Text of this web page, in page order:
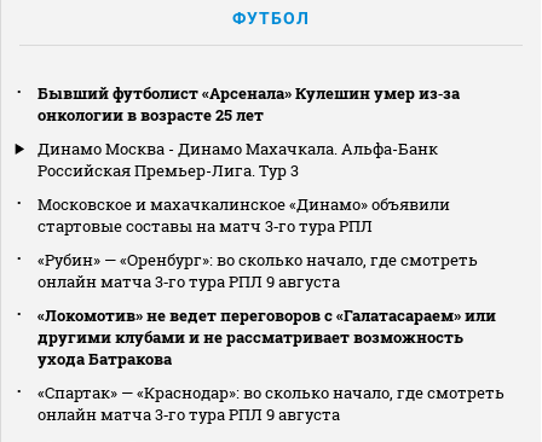
ФУТБОЛ
Бывший футболист «Арсенала» Кулешин умер из‑за
онкологии в возрасте 25 лет
Динамо Москва - Динамо Махачкала. Альфа-Банк
Российская Премьер-Лига. Тур 3
Московское и махачкалинское «Динамо» объявили
стартовые составы на матч 3‑го тура РПЛ
«Рубин» — «Оренбург»: во сколько начало, где смотреть
онлайн матча 3‑го тура РПЛ 9 августа
«Локомотив» не ведет переговоров с «Галатасараем» или
другими клубами и не рассматривает возможность
ухода Батракова
«Спартак» — «Краснодар»: во сколько начало, где смотреть
онлайн матча 3‑го тура РПЛ 9 августа